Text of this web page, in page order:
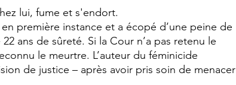
lui, fume et s'endort.
première instance et a écopé d’une peine de
ans de sûreté. Si la Cour n’a pas retenu le
le meurtre. L’auteur du féminicide
de justice – après avoir pris soin de menacer